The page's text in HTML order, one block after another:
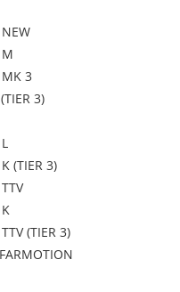
MK 3
3)
(TIER 3)
(TIER 3)